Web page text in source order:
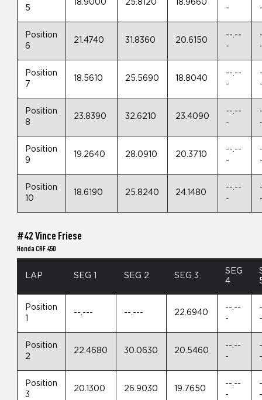
5
18.9000 25.8120 18.9660
-
Position
6
21.4740 31.8360 20.6150
--.--
-
Position
7
18.5610 25.5690 18.8040
--.--
-
Position
8
23.8390 32.6210 23.4090
--.--
-
Position
9
19.2640 28.0910 20.3710
--.--
-
Position
10
18.6190 25.8240 24.1480
--.--
-
#42 Vince Friese
Honda CRF 450
LAP SEG 1 SEG 2 SEG 3
SEG
4
Position
--.--- --.--- 22.6940
--.--
-
Position
2
22.4680 30.0630 20.5460
--.--
-
Position
3
20.1300 26.9030 19.7650
--.--
-